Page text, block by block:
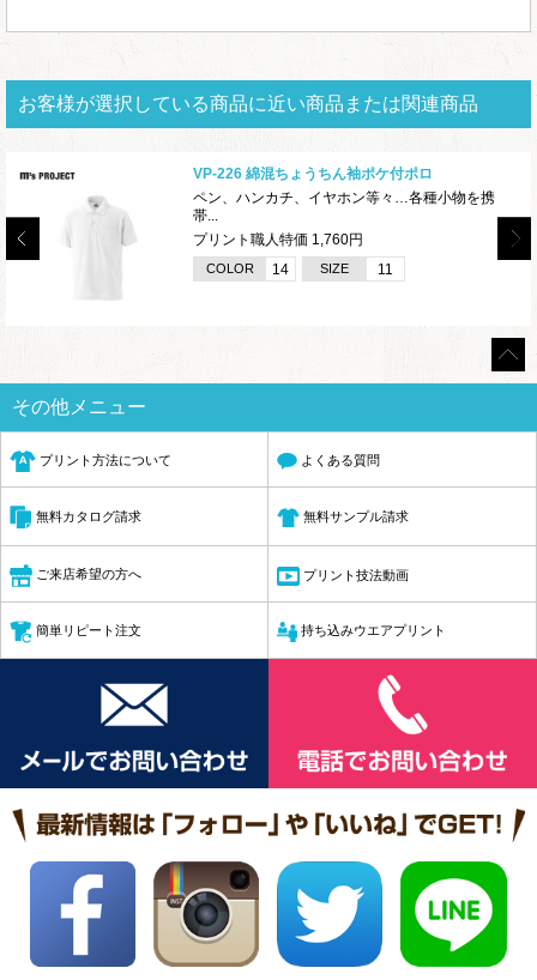
お客様が選択している商品に近い商品または関連商品
VP-226 綿混ちょうちん袖ポケ付ポロ
ペン、ハンカチ、イヤホン等々…各種小物を携
帯...
プリント職人特価 1,760円
COLOR 14 SIZE 11
その他メニュー
プリント方法について よくある質問
無料カタログ請求 無料サンプル請求
ご来店希望の方へ プリント技法動画
簡単リピート注文 持ち込みウエアプリント